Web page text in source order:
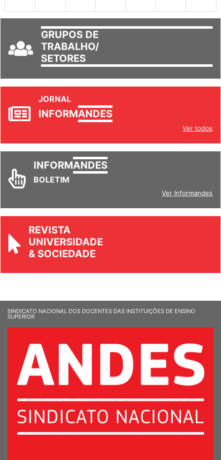
GRUPOS DE
TRABALHO/
SETORES
JORNAL
INFORMANDES
Ver todos
INFORMANDES
BOLETIM
Ver Informandes
REVISTA
UNIVERSIDADE
& SOCIEDADE
SINDICATO NACIONAL DOS DOCENTES DAS INSTITUIÇÕES DE ENSINO
SUPERIOR